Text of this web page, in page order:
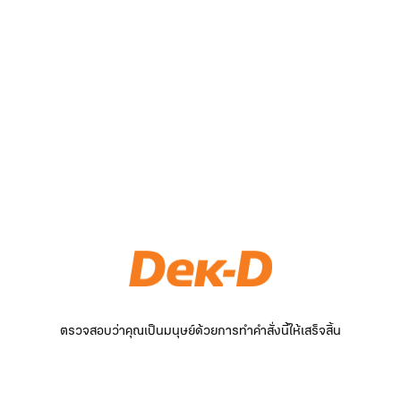
ตรวจสอบว่าคุณเป็นมนุษย์ด้วยการทำคำสั่งนี้ให้เสร็จสิ้น